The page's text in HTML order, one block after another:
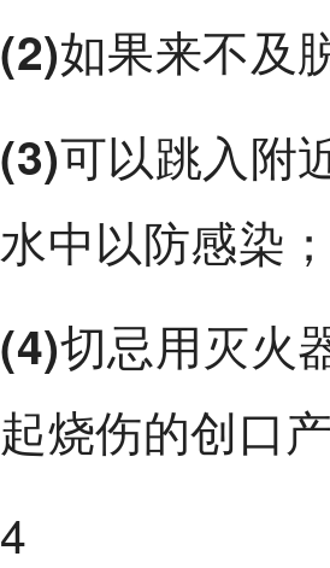
(2)如果来不及
(3)可以跳入附
水中以防感染；
(4)切忌用灭火
起烧伤的创口
4